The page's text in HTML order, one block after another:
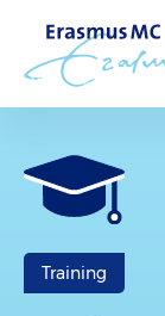
Training